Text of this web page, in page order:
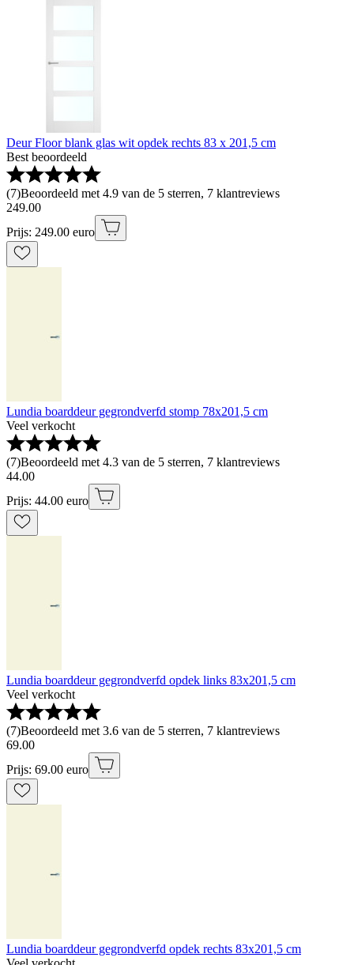
Deur Floor blank glas wit opdek rechts 83 x 201,5 cm
Best beoordeeld
(7)Beoordeeld met 4.9 van de 5 sterren, 7 klantreviews
249.00
Prijs: 249.00 euro
Lundia boarddeur gegrondverfd stomp 78x201,5 cm
Veel verkocht
(7)Beoordeeld met 4.3 van de 5 sterren, 7 klantreviews
44.00
Prijs: 44.00 euro
Lundia boarddeur gegrondverfd opdek links 83x201,5 cm
Veel verkocht
(7)Beoordeeld met 3.6 van de 5 sterren, 7 klantreviews
69.00
Prijs: 69.00 euro
Lundia boarddeur gegrondverfd opdek rechts 83x201,5 cm